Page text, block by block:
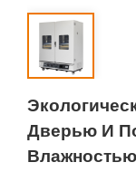
Дверью И
Влажностью